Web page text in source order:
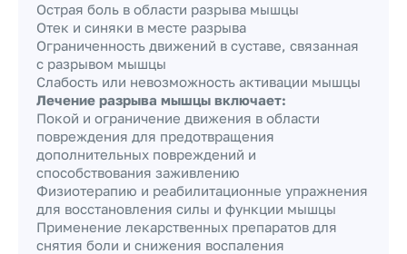
Острая боль в области разрыва мышцы
Отек и синяки в месте разрыва
Ограниченность движений в суставе, связанная
с разрывом мышцы
Слабость или невозможность активации мышцы
Лечение разрыва мышцы включает:
Покой и ограничение движения в области
повреждения для предотвращения
дополнительных повреждений и
способствования заживлению
Физиотерапию и реабилитационные упражнения
для восстановления силы и функции мышцы
Применение лекарственных препаратов для
снятия боли и снижения воспаления